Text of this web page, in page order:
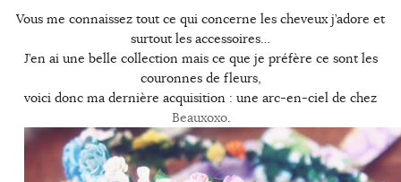
Vous me connaissez tout ce qui concerne les cheveux j’adore et
surtout les accessoires…
J’en ai une belle collection mais ce que je préfère ce sont les
couronnes de fleurs,
voici donc ma dernière acquisition : une arc-en-ciel de chez
Beauxoxo.